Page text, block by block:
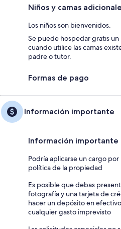
Niños y camas
Los niños son bienvenidos.
Se puede hospedar gratis
cuando utilice las camas
padre o tutor.
Formas de pago
Información importante
Información importante
Podría aplicarse un cargo
política de la propiedad
Es posible que debas
fotografía y una tarjeta de
hacer un depósito en
cualquier gasto imprevisto